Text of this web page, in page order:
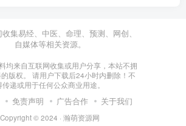
集易经、中医、命理、预测、网创、
自媒体等相关资源。
均来自互联网收集或用户分享，本站不拥
版权。 请用户下载后24小时内删除！不
传递或用于任何公众商业用途。
免责声明 广告合作 关于我们
Copyright © 2024 · 瀚萌资源网